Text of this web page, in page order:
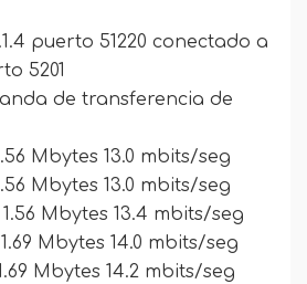
puerto 51220 conectado a
5201
de transferencia de
Mbytes 13.0 mbits/seg
Mbytes 13.0 mbits/seg
1.56 Mbytes 13.4 mbits/seg
1.69 Mbytes 14.0 mbits/seg
Mbytes 14.2 mbits/seg